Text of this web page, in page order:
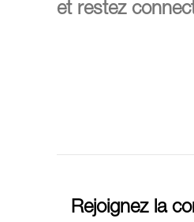
et restez
Rejoignez la